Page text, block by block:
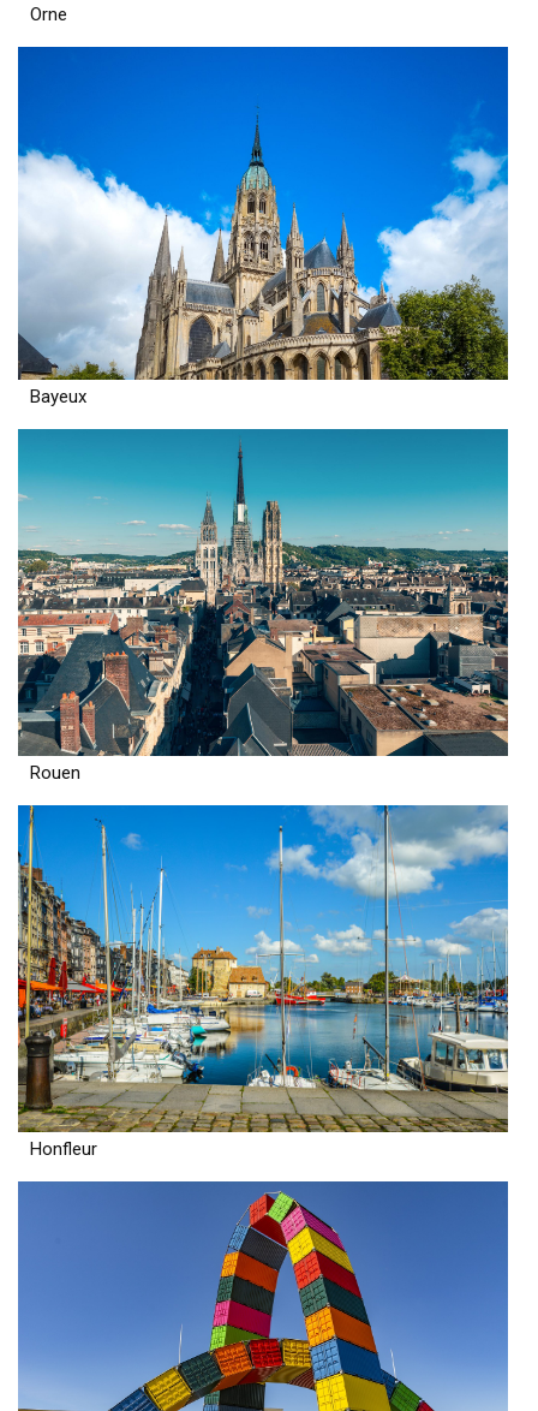
Orne
Bayeux
Rouen
Honfleur